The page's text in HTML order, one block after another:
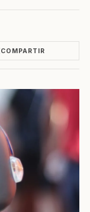
COMPARTIR